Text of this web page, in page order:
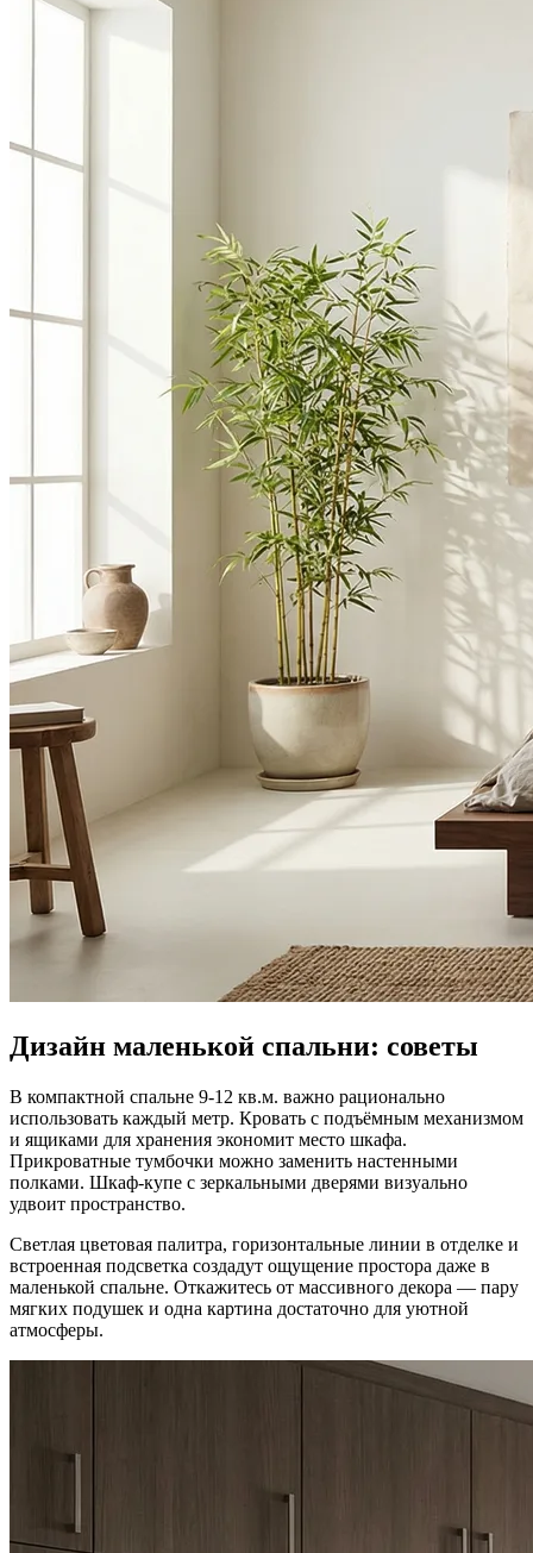
Дизайн маленькой спальни: советы
В компактной спальне 9-12 кв.м. важно рационально
использовать каждый метр. Кровать с подъёмным механизмом
и ящиками для хранения экономит место шкафа.
Прикроватные тумбочки можно заменить настенными
полками. Шкаф-купе с зеркальными дверями визуально
удвоит пространство.
Светлая цветовая палитра, горизонтальные линии в отделке и
встроенная подсветка создадут ощущение простора даже в
маленькой спальне. Откажитесь от массивного декора — пару
мягких подушек и одна картина достаточно для уютной
атмосферы.